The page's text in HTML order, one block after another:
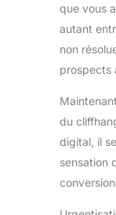
que vous
autant
non
prospects
du
digital, il
sensation